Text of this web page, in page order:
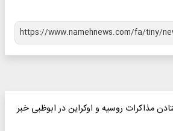
مذاکرات روسیه و اوکراین در ابوظبی خبر